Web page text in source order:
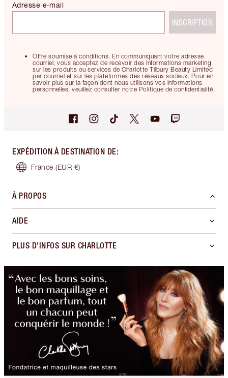
Offre soumise à conditions. En communiquant votre adresse
courriel, vous acceptez de recevoir des informations marketing
sur les produits ou services de Charlotte Tilbury Beauty Limited
par courriel et sur les plateformes des réseaux sociaux. Pour en
savoir plus sur la façon dont nous utilisons vos informations
personnelles, veuillez consulter notre Politique de confidentialité.
Adresse e-mail
INSCRIPTION
EXPÉDITION À DESTINATION DE:
France (EUR €)
À PROPOS
AIDE
PLUS D'INFOS SUR CHARLOTTE